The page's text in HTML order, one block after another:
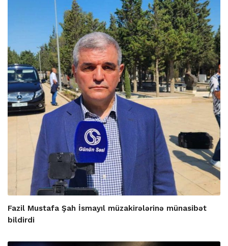
Fazil Mustafa Şah İsmayıl müzakirələrinə münasibət
bildirdi